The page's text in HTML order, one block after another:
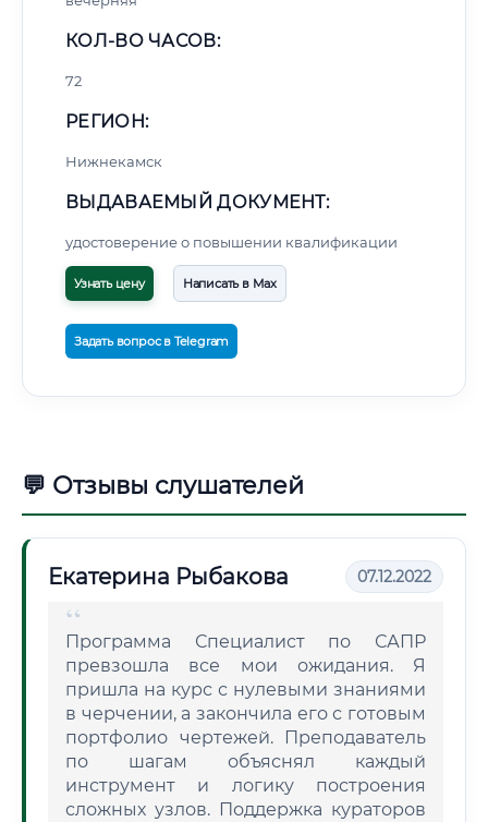
КОЛ-ВО ЧАСОВ:
72
РЕГИОН:
Нижнекамск
ВЫДАВАЕМЫЙ ДОКУМЕНТ:
удостоверение о повышении квалификации
Узнать цену Написать в Max
Задать вопрос в Telegram
💬 Отзывы слушателей
Екатерина Рыбакова 07.12.2022
Программа Специалист по САПР
превзошла все мои ожидания. Я
пришла на курс с нулевыми знаниями
в черчении, а закончила его с готовым
портфолио чертежей. Преподаватель
по шагам объяснял каждый
инструмент и логику построения
сложных узлов. Поддержка кураторов